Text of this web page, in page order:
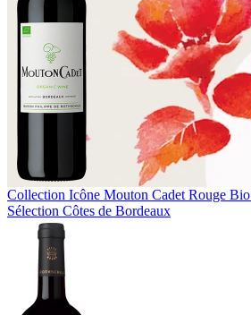
Collection Icône Mouton Cadet Rouge Bio
Sélection Côtes de Bordeaux